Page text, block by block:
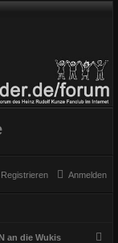
Anmelden
Registrieren
an die Wukis